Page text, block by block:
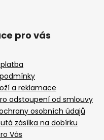
pro vás
a reklamace
odstoupení od smlouvy
osobních údajů
zásílka na dobírku
Vás